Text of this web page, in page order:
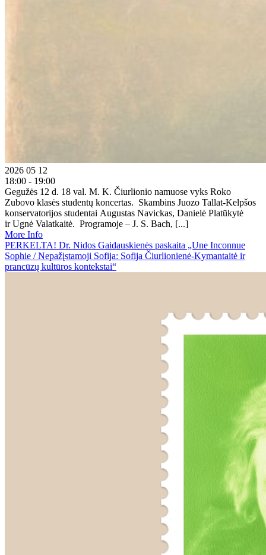
2026 05 12
18:00 - 19:00
Gegužės 12 d. 18 val. M. K. Čiurlionio namuose vyks Roko
Zubovo klasės studentų koncertas. Skambins Juozo Tallat-Kelpšos
konservatorijos studentai Augustas Navickas, Danielė Platūkytė
ir Ugnė Valatkaitė. Programoje – J. S. Bach, [...]
More Info
PERKELTA! Dr. Nidos Gaidauskienės paskaita „Une Inconnue
Sophie / Nepažįstamoji Sofija: Sofija Čiurlionienė-Kymantaitė ir
prancūzų kultūros kontekstai“